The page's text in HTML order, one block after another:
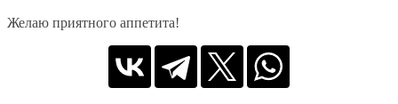
Желаю приятного аппетита!